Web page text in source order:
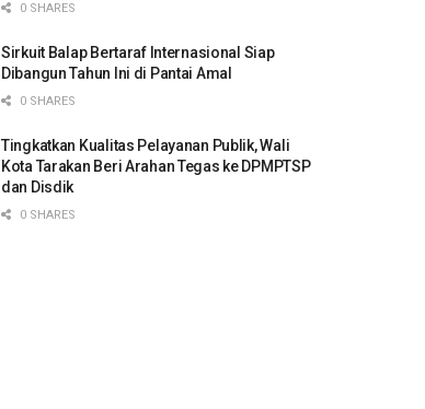
0 SHARES
Sirkuit Balap Bertaraf Internasional Siap
Dibangun Tahun Ini di Pantai Amal
0 SHARES
Tingkatkan Kualitas Pelayanan Publik, Wali
Kota Tarakan Beri Arahan Tegas ke DPMPTSP
dan Disdik
0 SHARES